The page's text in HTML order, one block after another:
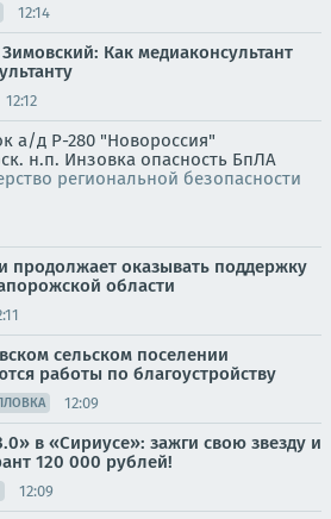
12:14
Как медиаконсультант
12:12
а/д Р-280 "Новороссия"
н.п. Инзовка опасность БпЛА
региональной безопасности
продолжает оказывать поддержку
области
сельском поселении
работы по благоустройству
12:09
в «Сириусе»: зажги свою звезду и
120 000 рублей!
12:09